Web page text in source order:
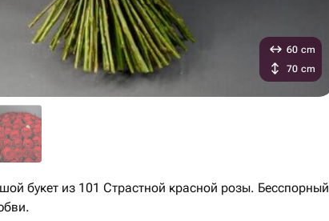
60 cm
70 cm
букет из 101 Страстной красной розы. Бесспорный